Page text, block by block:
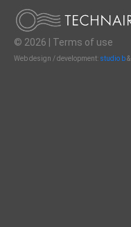
© 2026 | Terms of use
Web design / development: studio b&